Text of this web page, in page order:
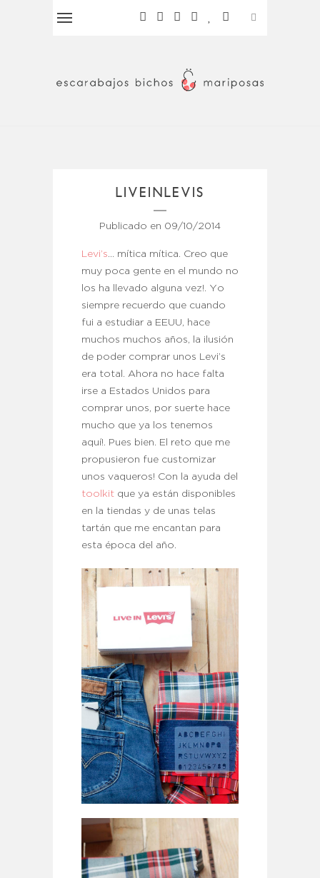
LIVEINLEVIS
Publicado en 09/10/2014
Levi’s … mítica mítica. Creo que
muy poca gente en el mundo no
los ha llevado alguna vez!. Yo
siempre recuerdo que cuando
fui a estudiar a EEUU, hace
muchos muchos años, la ilusión
de poder comprar unos Levi’s
era total. Ahora no hace falta
irse a Estados Unidos para
comprar unos, por suerte hace
mucho que ya los tenemos
aquí!. Pues bien. El reto que me
propusieron fue customizar
unos vaqueros! Con la ayuda del
toolkit que ya están disponibles
en la tiendas y de unas telas
tartán que me encantan para
esta época del año.